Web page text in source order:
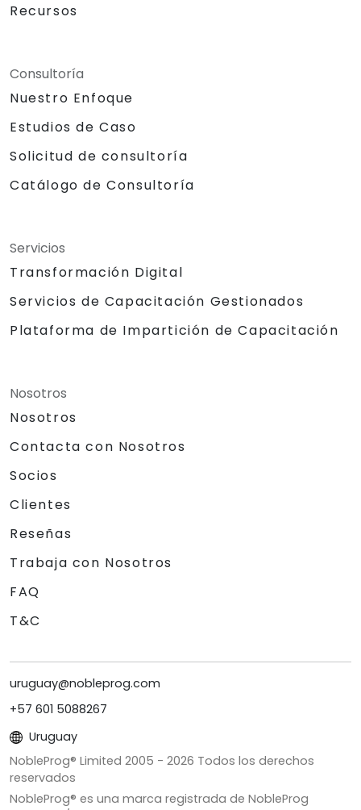
Recursos
Consultoría
Nuestro Enfoque
Estudios de Caso
Solicitud de consultoría
Catálogo de Consultoría
Servicios
Transformación Digital
Servicios de Capacitación Gestionados
Plataforma de Impartición de Capacitación
Nosotros
Nosotros
Contacta con Nosotros
Socios
Clientes
Reseñas
Trabaja con Nosotros
FAQ
T&C
uruguay@nobleprog.com
+57 601 5088267
Uruguay
NobleProg® Limited 2005 - 2026 Todos los derechos
reservados
NobleProg® es una marca registrada de NobleProg